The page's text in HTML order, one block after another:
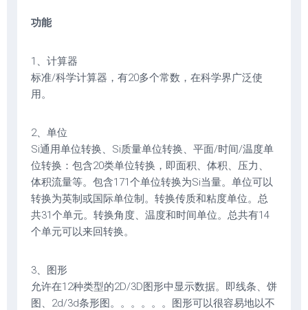
功能
1、计算器
标准/科学计算器，有20多个常数，在科学界广泛使
用。
2、单位
Si通用单位转换、Si质量单位转换、平面/时间/温度单
位转换：包含20类单位转换，即面积、体积、压力、
体积流量等。包含171个单位转换为Si当量。单位可以
转换为英制或国际单位制。转换传质和粘度单位。总
共31个单元。转换角度、温度和时间单位。总共有14
个单元可以来回转换。
3、图形
允许在12种类型的2D/3D图形中显示数据。即线条、饼
图、2d/3d条形图。。。。。。图形可以很容易地以不